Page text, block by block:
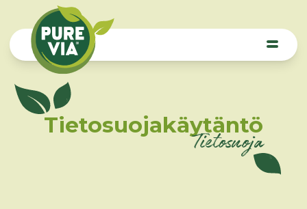
Logo Pure Via
Open
Tietosuojakäytäntö
Tietosuoja